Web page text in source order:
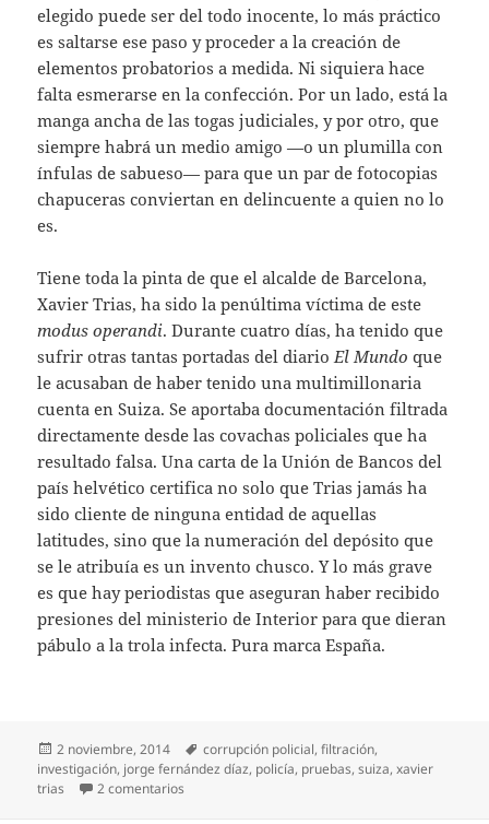
elegido puede ser del todo inocente, lo más práctico
es saltarse ese paso y proceder a la creación de
elementos probatorios a medida. Ni siquiera hace
falta esmerarse en la confección. Por un lado, está la
manga ancha de las togas judiciales, y por otro, que
siempre habrá un medio amigo —o un plumilla con
ínfulas de sabueso— para que un par de fotocopias
chapuceras conviertan en delincuente a quien no lo
es.
Tiene toda la pinta de que el alcalde de Barcelona,
Xavier Trias, ha sido la penúltima víctima de este
modus operandi. Durante cuatro días, ha tenido que
sufrir otras tantas portadas del diario El Mundo que
le acusaban de haber tenido una multimillonaria
cuenta en Suiza. Se aportaba documentación filtrada
directamente desde las covachas policiales que ha
resultado falsa. Una carta de la Unión de Bancos del
país helvético certifica no solo que Trias jamás ha
sido cliente de ninguna entidad de aquellas
latitudes, sino que la numeración del depósito que
se le atribuía es un invento chusco. Y lo más grave
es que hay periodistas que aseguran haber recibido
presiones del ministerio de Interior para que dieran
pábulo a la trola infecta. Pura marca España.
Publicado
el
2 noviembre, 2014 Etiquetas
corrupción policial,filtración,
investigación, jorge fernández díaz, policía, pruebas,suiza,xavier
trias
2 comentarios